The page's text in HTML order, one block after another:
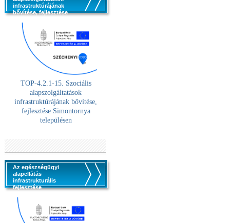
infrastruktúrájának
bővítése, fejlesztése
TOP-4.2.1-15. Szociális
alapszolgáltatások
infrastruktúrájának bővítése,
fejlesztése Simontornya
településen
Az egészségügyi
alapellátás
infrastrukturális
fejlesztése